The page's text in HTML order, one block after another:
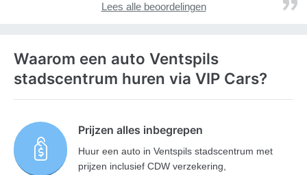
Lees alle beoordelingen
Waarom een auto Ventspils
stadscentrum huren via VIP Cars?
Prijzen alles inbegrepen
Huur een auto in Ventspils stadscentrum met
prijzen inclusief CDW verzekering,